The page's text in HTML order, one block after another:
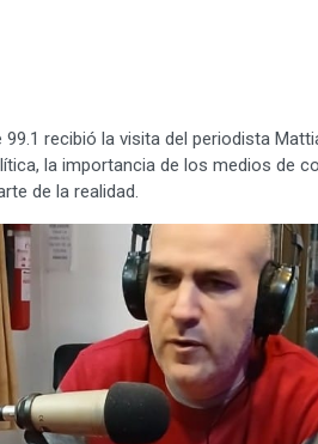
recibió la visita del periodista
la importancia de los medios de
de la realidad.